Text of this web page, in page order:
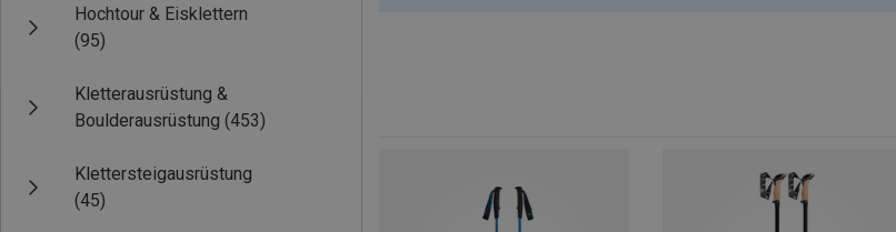
Hochtour & Eisklettern
(95)
Kletterausrüstung &
Boulderausrüstung (453)
Klettersteigausrüstung
(45)